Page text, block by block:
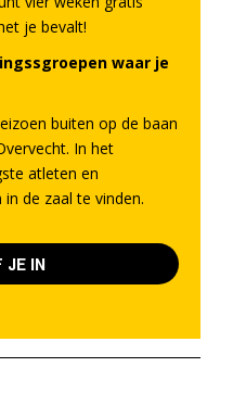
je bevalt!
waar je
buiten op de baan
In het
atleten en
de zaal te vinden.
JE IN